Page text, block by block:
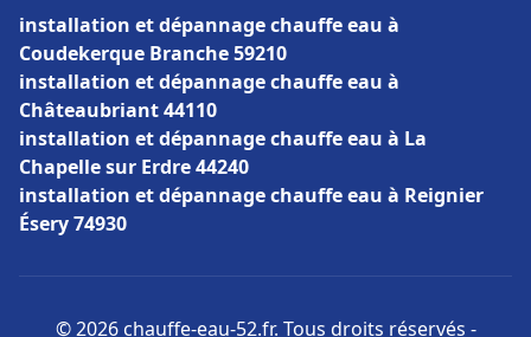
installation et dépannage chauffe eau à
Coudekerque Branche 59210
installation et dépannage chauffe eau à
Châteaubriant 44110
installation et dépannage chauffe eau à La
Chapelle sur Erdre 44240
installation et dépannage chauffe eau à Reignier
Ésery 74930
© 2026 chauffe-eau-52.fr. Tous droits réservés -